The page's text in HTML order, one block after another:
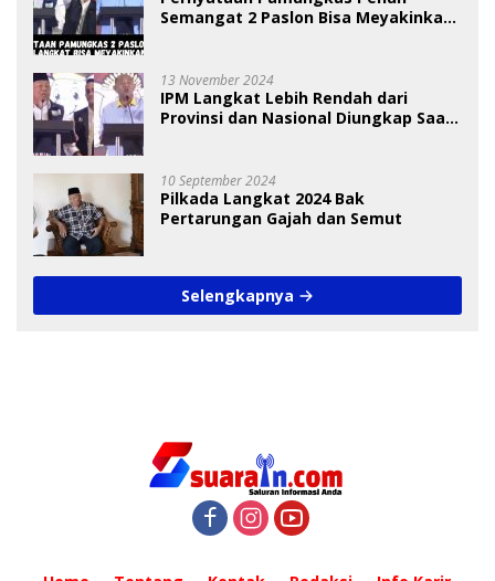
Semangat 2 Paslon Bisa Meyakinkan
13 November 2024
IPM Langkat Lebih Rendah dari
Provinsi dan Nasional Diungkap Saat
10 September 2024
Pilkada Langkat 2024 Bak
Pertarungan Gajah dan Semut
Selengkapnya